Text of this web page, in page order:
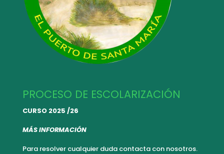
PROCESO DE ESCOLARIZACIÓN
CURSO 2025 /26
MÁS INFORMACIÓN
Para resolver cualquier dudacontacta con nosotros.